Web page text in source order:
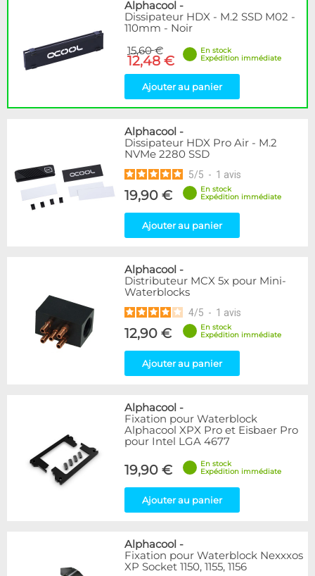
Disponibilité / Promotions
Articles en promotions
Appliquer
Alphacool -
Dissipateur HDX - M.2 SSD M02 -
110mm - Noir
15,60 €
12,48 €
En stock
Expédition immédiate
Ajouter au panier
Alphacool -
Dissipateur HDX Pro Air - M.2
NVMe 2280 SSD
5/5 - 1 avis
19,90 €
En stock
Expédition immédiate
Ajouter au panier
Alphacool -
Distributeur MCX 5x pour Mini-
Waterblocks
4/5 - 1 avis
12,90 €
En stock
Expédition immédiate
Ajouter au panier
Alphacool -
Fixation pour Waterblock
Alphacool XPX Pro et Eisbaer Pro
pour Intel LGA 4677
19,90 €
En stock
Expédition immédiate
Ajouter au panier
Alphacool -
Fixation pour Waterblock Nexxxos
XP Socket 1150, 1155, 1156